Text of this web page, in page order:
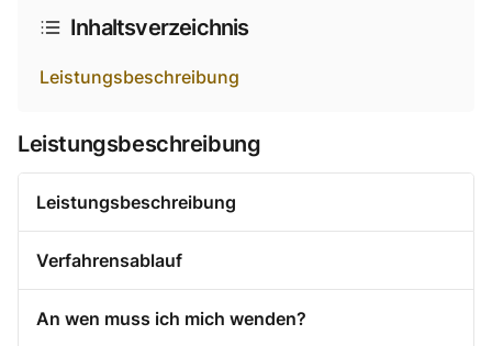
Inhaltsverzeichnis
Leistungsbeschreibung
Leistungsbeschreibung
Leistungsbeschreibung
Verfahrensablauf
An wen muss ich mich wenden?